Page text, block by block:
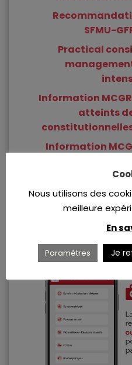
SFMU-
Practical
Information
atteints
Information
Tableau de
Nous utilisons des
meilleure
En
Paramètres Je